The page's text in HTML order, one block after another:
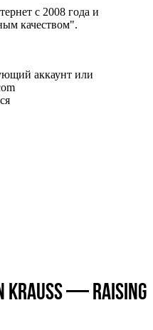
c 2008 года и
качеством".
аккаунт или
Krauss — Raising